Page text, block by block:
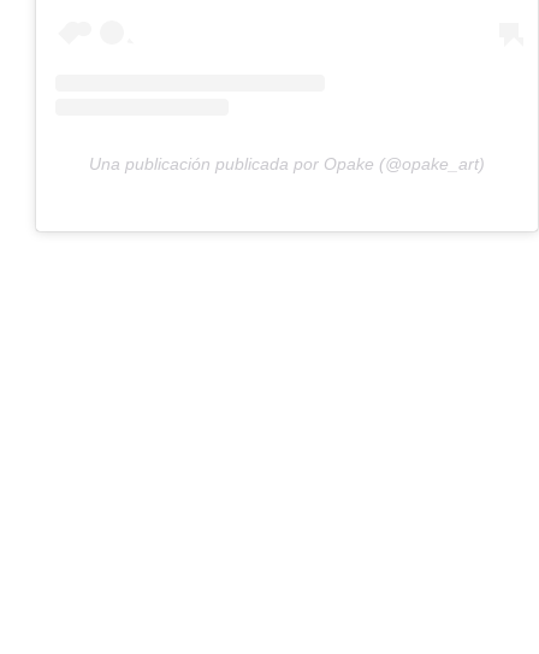
Una publicación publicada por Opake (@opake_art)